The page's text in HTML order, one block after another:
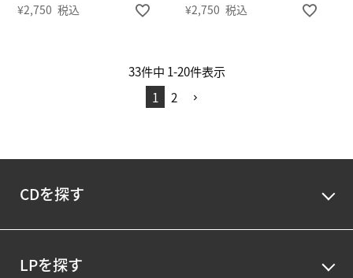
¥2,750 税込 ¥2,750 税込
33件中 1-20件表示
1
2
CDを探す
LPを探す